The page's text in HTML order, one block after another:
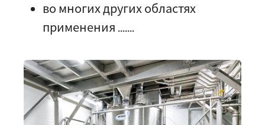
во многих других областях
применения .......